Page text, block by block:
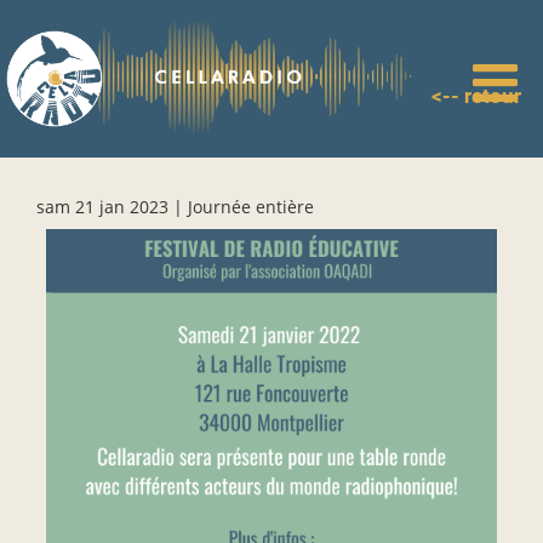
contenu
principal
<-- retour
sam 21 jan 2023 | Journée entière